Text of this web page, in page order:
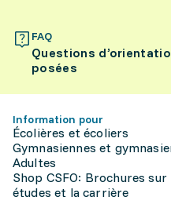
FAQ
Questions
posées
Information pour
Écolières et écoliers
Gymnasiennes et
Adultes
Shop CSFO: Brochures
études et la carrière